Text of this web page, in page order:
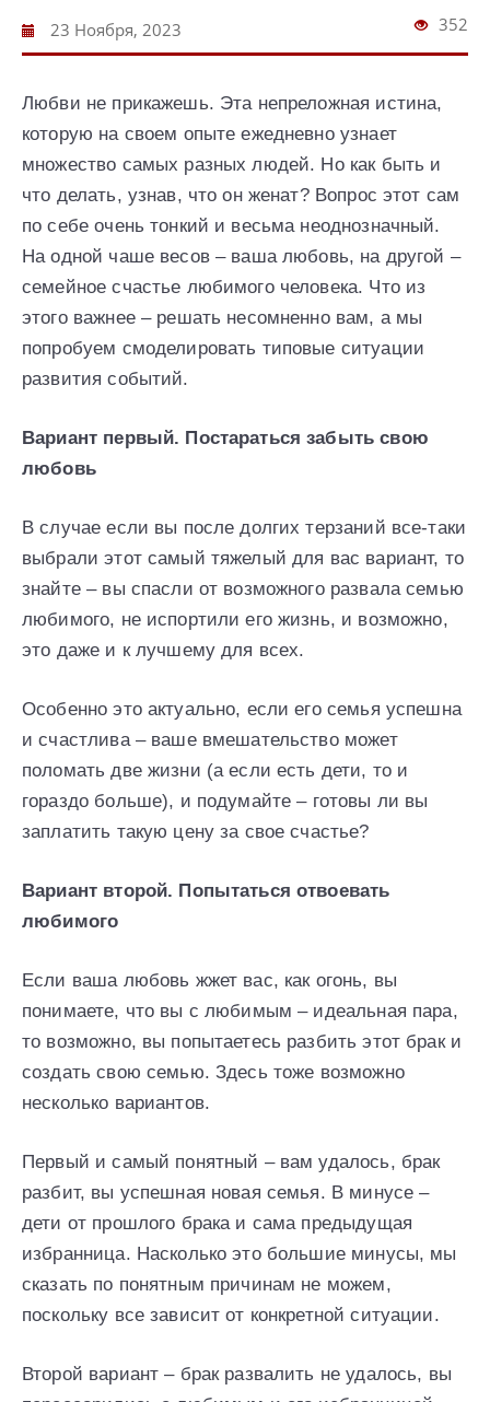
23 Ноября, 2023 352
Любви не прикажешь. Эта непреложная истина,
которую на своем опыте ежедневно узнает
множество самых разных людей. Но как быть и
что делать, узнав, что он женат? Вопрос этот сам
по себе очень тонкий и весьма неоднозначный.
На одной чаше весов – ваша любовь, на другой –
семейное счастье любимого человека. Что из
этого важнее – решать несомненно вам, а мы
попробуем смоделировать типовые ситуации
развития событий.
Вариант первый. Постараться забыть свою
любовь
В случае если вы после долгих терзаний все-таки
выбрали этот самый тяжелый для вас вариант, то
знайте – вы спасли от возможного развала семью
любимого, не испортили его жизнь, и возможно,
это даже и к лучшему для всех.
Особенно это актуально, если его семья успешна
и счастлива – ваше вмешательство может
поломать две жизни (а если есть дети, то и
гораздо больше), и подумайте – готовы ли вы
заплатить такую цену за свое счастье?
Вариант второй. Попытаться отвоевать
любимого
Если ваша любовь жжет вас, как огонь, вы
понимаете, что вы с любимым – идеальная пара,
то возможно, вы попытаетесь разбить этот брак и
создать свою семью. Здесь тоже возможно
несколько вариантов.
Первый и самый понятный – вам удалось, брак
разбит, вы успешная новая семья. В минусе –
дети от прошлого брака и сама предыдущая
избранница. Насколько это большие минусы, мы
сказать по понятным причинам не можем,
поскольку все зависит от конкретной ситуации.
Второй вариант – брак развалить не удалось, вы